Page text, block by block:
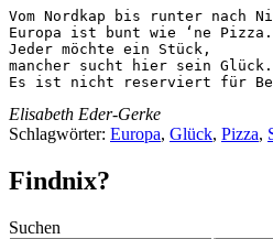
Vom Nordkap bis runter nach
Europa ist bunt wie ‘ne Pizza.
Jeder möchte ein Stück,
mancher sucht hier sein Glück.
Es ist nicht reserviert für
Elisabeth Eder-Gerke
Schlagwörter: Europa, Glück, Pizza,
Findnix?
Suchen